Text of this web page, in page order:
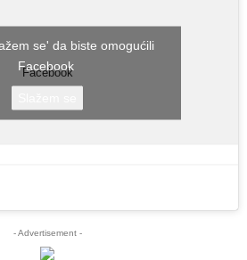
Facebook
se' da biste omogućili
Facebook
- Advertisement -